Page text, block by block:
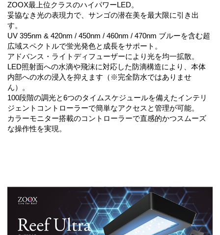
ZOOX最上位クラスのハイパワーLED。
妥協なき光の表現力で、サンゴの潜在美を最大限に引き出
す。
UV 395nm & 420nm / 450nm / 460nm / 470nm ブルーを含む超
広域スペクトルで蛍光発色と成長をサポート。
アドバンス・ライトディフューザーにより光を均一拡散。
LED照射面への水滴や飛沫に対応した防滴構造により、本体
内部への水の浸入を抑えます（※完全防水ではありませ
ん）。
100段階の調光と6つのタイムスケジュールを備えたインテリ
ジェントコントローラーで簡単なアクセスと管理が可能。
カラーモニター搭載のコントローラーで直感的かつスムーズ
な操作性を実現。